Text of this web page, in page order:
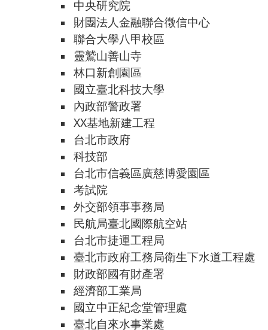
中央研究院
財團法人金融聯合徵信中心
聯合大學八甲校區
靈鷲山善山寺
林口新創園區
國立臺北科技大學
內政部警政署
XX基地新建工程
台北市政府
科技部
台北市信義區廣慈博愛園區
考試院
外交部領事事務局
民航局臺北國際航空站
台北市捷運工程局
臺北市政府工務局衛生下水道工程處
財政部國有財產署
經濟部工業局
國立中正紀念堂管理處
臺北自來水事業處